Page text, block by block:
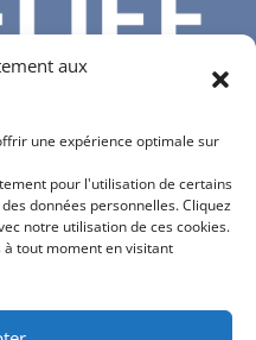
aux
une expérience optimale sur
pour l'utilisation de certains
données personnelles. Cliquez
notre utilisation de ces cookies.
tout moment en visitant